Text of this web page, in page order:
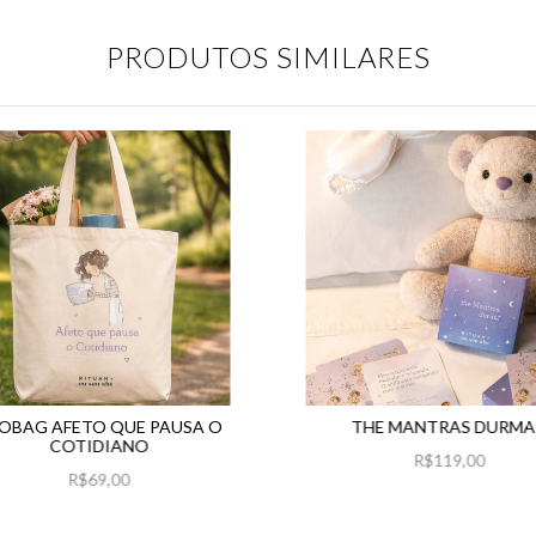
PRODUTOS SIMILARES
AFETO QUE PAUSA O
COTIDIANO
R$69,00
THE MANTRAS
R$119,00